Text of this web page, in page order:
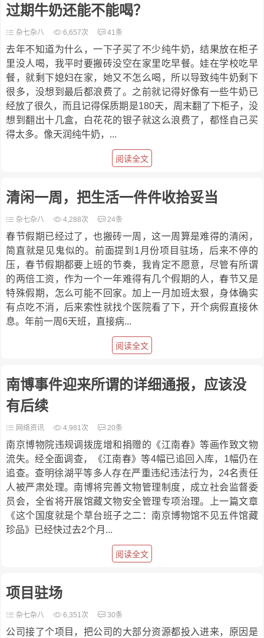
过期牛奶还能不能喝？
杂七杂八 6,657次 41条
去年不知道为什么，一下子买了不少纯牛奶，结果放在柜子
里没人喝，我平时要搬砖没空在家里吃早餐。娃在学校吃早
餐，就剩下媳妇在家，她又不怎么喝，所以导致纯牛奶剩下
很多，没想到最后都浪费了。之前就记得好像有一些牛奶已
经放了很久，而且记得保质期是180天，周末翻了下柜子，没
想到翻出十几盒，白花花的银子就这么浪费了，都怪自己买
得太多。像天润纯牛奶，...
阅读全文
清闲一周，把生活一件件收拾妥当
杂七杂八 4,288次 24条
春节假期已经过了，也搬砖一周，这一周算是难得的清闲，
简直就是见鬼似的。前面提到1月份项目驻场，后来不停的
压，春节假期都要上班的节奏，我肯定不愿意，尽管有所谓
的两倍工资，作为一个一年难得有几个假期的人，春节又是
特殊假期，怎么可能不回家。加上一月加班太狠，身体确实
有点吃不消，后来索性就找个医院看了下，开个病假直接休
息。年前一周6天班，直接病...
阅读全文
南博事件迎来所谓的详细通报，应该没
有后续
网络资讯 4,981次 20条
南京博物院违规调拨庞增和捐赠的《江南春》等画作致文物
流失。经全面调查，《江南春》等4幅已追回入库，1幅仍在
追查。查明徐湖平等多人存在严重违纪违法行为，24名责任
人被严肃处理。南博将完善文物管理制度，成立社会监督委
员会，全省将开展馆藏文物安全管理专项治理。上一篇文章
《这个国度就是个草台班子之二：南京博物馆不见五件馆藏
珍品》已经快过去2个月...
阅读全文
项目驻场
杂七杂八 6,351次 30条
公司接了个项目，把公司的大部分资源都投入进来，原因是